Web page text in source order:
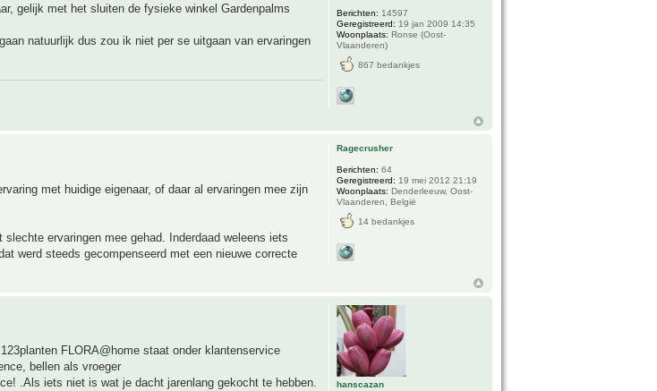
gelijk met het sluiten de fysieke winkel Gardenpalms
natuurlijk dus zou ik niet per se uitgaan van ervaringen
Berichten: 14597
Geregistreerd: 19 jan 2009 14:35
Woonplaats: Ronse (Oost-
Vlaanderen)
867 bedankjes
met huidige eigenaar, of daar al ervaringen mee zijn
ervaringen mee gehad. Inderdaad weleens iets
werd steeds gecompenseerd met een nieuwe correcte
Ragecrusher
Berichten: 64
Geregistreerd: 19 mei 2012 21:19
Woonplaats: Denderleeuw, Oost-
Vlaanderen, België
14 bedankjes
FLORA@home staat onder klantenservice
bellen als vroeger
.Als iets niet is wat je dacht jarenlang gekocht te hebben.
hanscazan